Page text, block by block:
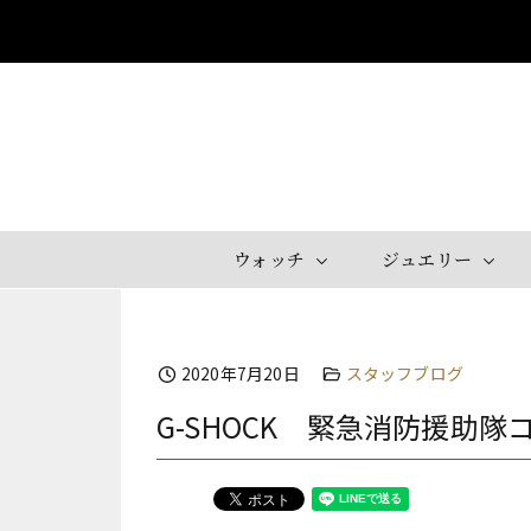
content
ウォッチ ジュエリー
2020年7月20日 スタッフブログ
G-SHOCK 緊急消防援助隊